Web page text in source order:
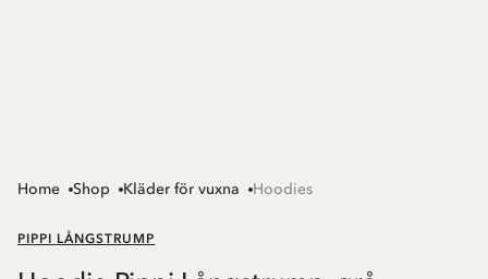
Home Shop Kläder för vuxna Hoodies
PIPPI LÅNGSTRUMP